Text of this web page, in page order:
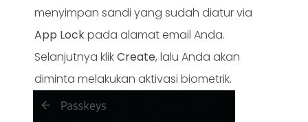
menyimpan sandi yang sudah diatur via
App Lockpada alamat email Anda.
Selanjutnya klikCreate, lalu Anda akan
diminta melakukan aktivasi biometrik.